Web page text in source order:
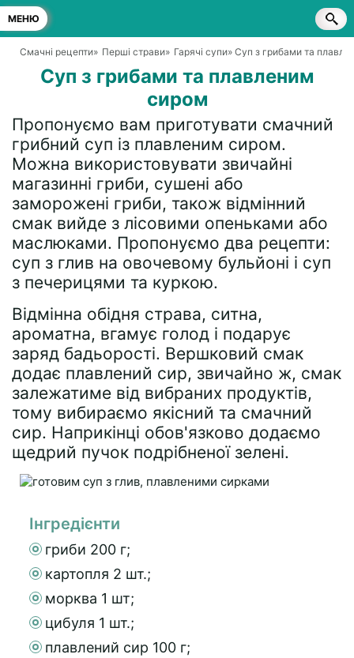
МЕНЮ
Смачні рецепти» Перші страви» Гарячі супи» Суп з грибами та
Суп з грибами та плавленим
сиром
Пропонуємо вам приготувати смачний
грибний суп із плавленим сиром.
Можна використовувати звичайні
магазинні гриби, сушені або
заморожені гриби, також відмінний
смак вийде з лісовими опеньками або
маслюками. Пропонуємо два рецепти:
суп з глив на овочевому бульйоні і суп
з печерицями та куркою.
Відмінна обідня страва, ситна,
ароматна, вгамує голод і подарує
заряд бадьорості. Вершковий смак
додає плавлений сир, звичайно ж, смак
залежатиме від вибраних продуктів,
тому вибираємо якісний та смачний
сир. Наприкінці обов'язково додаємо
щедрий пучок подрібненої зелені.
Інгредієнти
гриби 200 г;
картопля 2 шт.;
морква 1 шт;
цибуля 1 шт.;
плавлений сир 100 г;